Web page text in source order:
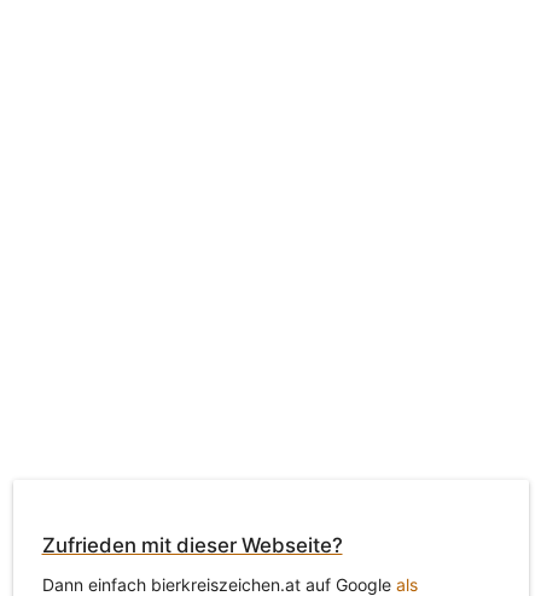
Zufrieden mit dieser Webseite?
Dann einfach bierkreiszeichen.at auf Google als